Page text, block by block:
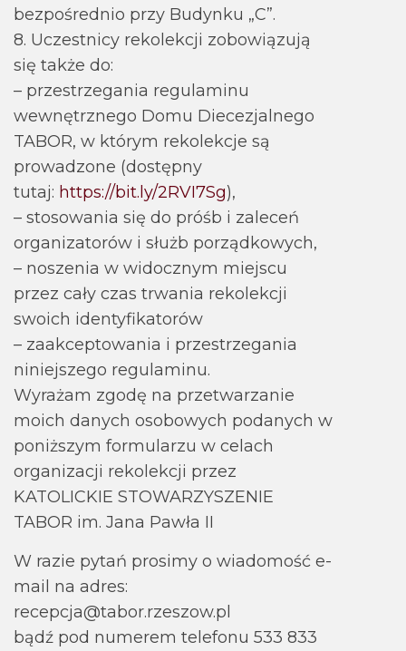
bezpośrednio przy Budynku „C”.
8. Uczestnicy rekolekcji zobowiązują
się także do:
– przestrzegania regulaminu
wewnętrznego Domu Diecezjalnego
TABOR, w którym rekolekcje są
prowadzone (dostępny
tutaj: https://bit.ly/2RVI7Sg),
– stosowania się do próśb i zaleceń
organizatorów i służb porządkowych,
– noszenia w widocznym miejscu
przez cały czas trwania rekolekcji
swoich identyfikatorów
– zaakceptowania i przestrzegania
niniejszego regulaminu.
Wyrażam zgodę na przetwarzanie
moich danych osobowych podanych w
poniższym formularzu w celach
organizacji rekolekcji przez
KATOLICKIE STOWARZYSZENIE
TABOR im. Jana Pawła II
W razie pytań prosimy o wiadomość e-
mail na adres:
recepcja@tabor.rzeszow.pl
bądź pod numerem telefonu 533 833